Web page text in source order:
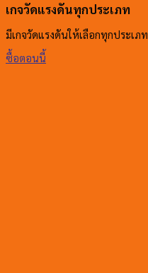
เกจวัดแรงดันทุกประเภท
มีเกจวัดแรงดันให้เลือกทุกประเภท
ซื้อตอนนี้